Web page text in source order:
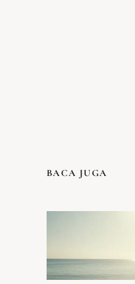
BACA JUGA